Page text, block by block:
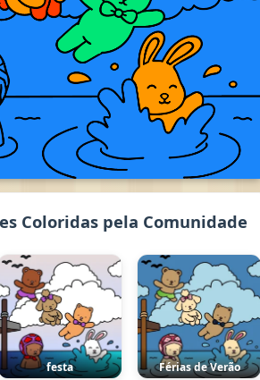
Coloridas pela Comunidade
festa Férias de Verão